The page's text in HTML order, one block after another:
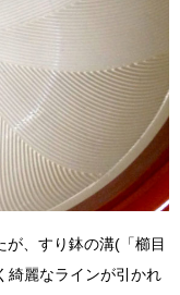
、すり鉢の溝(「櫛目
綺麗なラインが引かれ